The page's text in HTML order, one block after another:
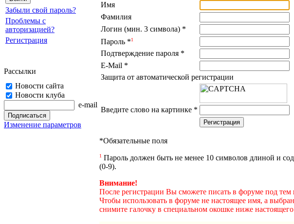
Забыли свой пароль?
Проблемы с
авторизацией?
Регистрация
Рассылки
Новости сайта
Новости клуба
e-mail
Изменение параметров
Имя
Фамилия
Логин (мин. 3 символа) *
Пароль *1
Подтверждение пароля *
E-Mail *
Защита от автоматической регистрации
Введите слово на картинке *
*Обязательные поля
1 Пароль должен быть не менее 10 символов длиной и
(0-9).
Внимание!
После регистрации Вы сможете писать в форуме под
Чтобы использовать в форуме не настоящее имя, а
снимите галочку в специальном окошке ниже